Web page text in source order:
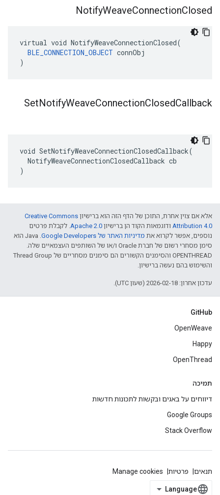
NotifyWeaveConnectionClosed
virtual void NotifyWeaveConnectionClosed(
BLE_CONNECTION_OBJECT connObj
)
SetNotifyWeaveConnectionClosedCallback
void SetNotifyWeaveConnectionClosedCallback(
  NotifyWeaveConnectionClosedCallback cb
)
אלא אם צוין אחרת, התוכן של הדף הזה הוא ברישיון Creative Commons
Attribution 4.0‏ ודוגמאות הקוד הן ברישיון Apache 2.0‏. לקבלת פרטים
נוספים, אפשר לקרוא את מדיניות האתר של Google Developers‏
.‏ Java הוא
סימן מסחרי רשום של חברת Oracle ו/או של השותפים העצמאיים שלה.
‫OPENTHREAD והסימנים הקשורים הם סימנים מסחריים של Thread Group
והשימוש בהם נעשה ברישיון.
עדכון אחרון: 2026-02-18 (שעון UTC).
GitHub
OpenWeave
Happy
OpenThread
תמיכה
דיווחים על באגים ובקשות לתכונות חדשות
Google Groups
Stack Overflow
תנאים פרטיות Manage cookies